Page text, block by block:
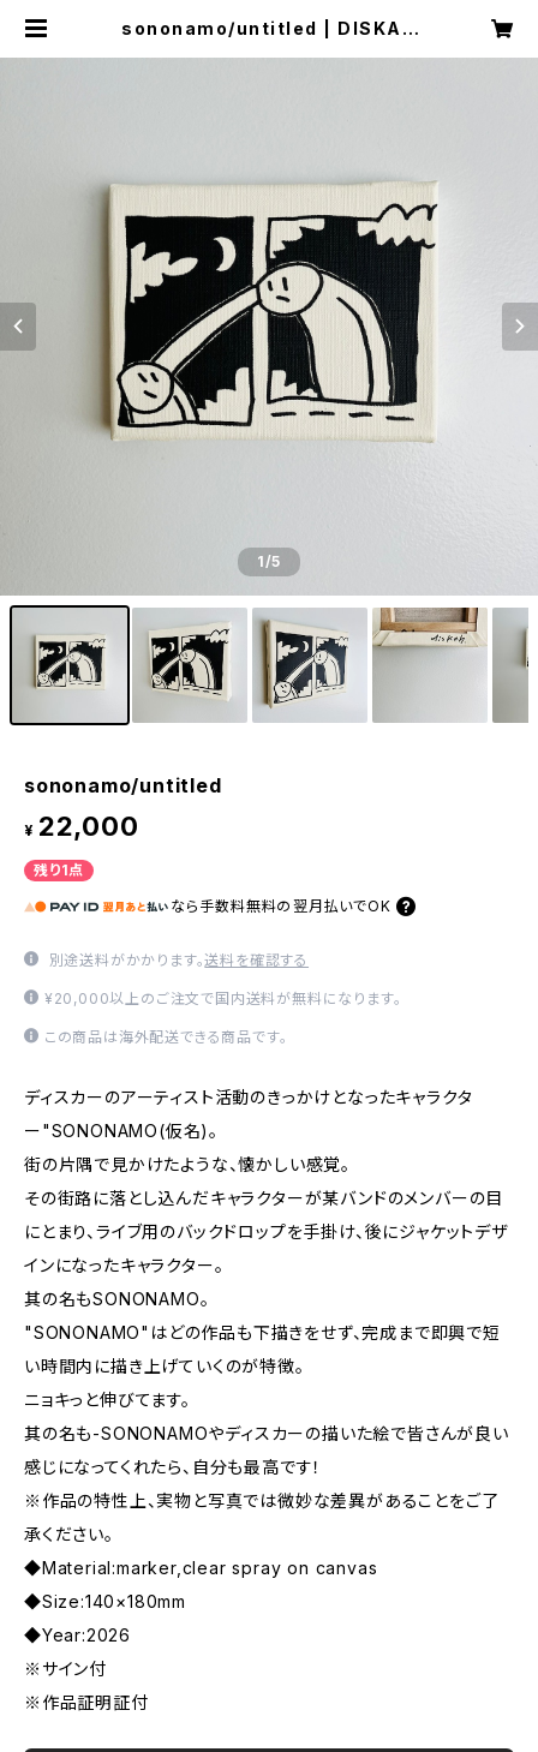
sononamo/untitled | DISKAH
1/5
sononamo/untitled
¥ 22,000
残り1点
なら 手数料無料の 翌月払いでOK
別途送料がかかります。送料を確認する
¥20,000以上のご注文で国内送料が無料になります。
この商品は海外配送できる商品です。
ディスカーのアーティスト活動のきっかけとなったキャラクタ
ー"SONONAMO(仮名)。
街の片隅で見かけたような、懐かしい感覚。
その街路に落とし込んだキャラクターが某バンドのメンバーの目
にとまり、ライブ用のバックドロップを手掛け、後にジャケットデザ
インになったキャラクター。
其の名もSONONAMO。
"SONONAMO"はどの作品も下描きをせず、完成まで即興で短
い時間内に描き上げていくのが特徴。
ニョキっと伸びてます。
其の名も-SONONAMOやディスカーの描いた絵で皆さんが良い
感じになってくれたら、自分も最高です！
※作品の特性上、実物と写真では微妙な差異があることをご了
承ください。
◆Material:marker,clear spray on canvas
◆Size:140×180mm
◆Year:2026
※サイン付
※作品証明証付